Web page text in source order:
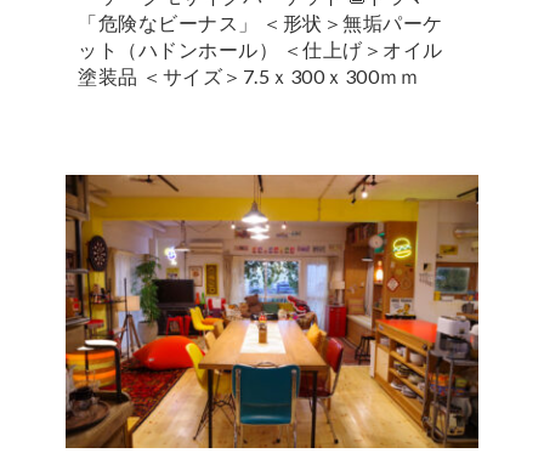
「危険なビーナス」 ＜形状＞無垢パーケ
ット（ハドンホール） ＜仕上げ＞オイル
塗装品 ＜サイズ＞7.5ｘ300ｘ300ｍｍ